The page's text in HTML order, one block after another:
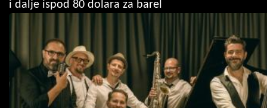
i dalje ispod 80 dolara za barel